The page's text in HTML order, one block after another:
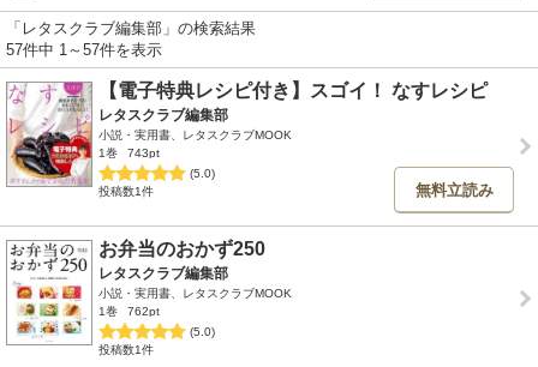
「レタスクラブ編集部」の検索結果
57件中 1～57件を表示
【電子特典レシピ付き】スゴイ！ なすレシピ
レタスクラブ編集部
小説・実用書、レタスクラブMOOK
1巻
743pt
(5.0)
投稿数1件
無料立読み
お弁当のおかず250
レタスクラブ編集部
小説・実用書、レタスクラブMOOK
1巻
762pt
(5.0)
投稿数1件